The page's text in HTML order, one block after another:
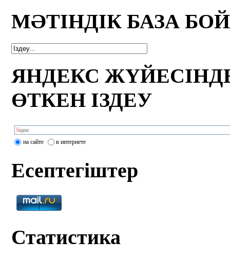
МӘТІНДІК БАЗА
ЯНДЕКС
ӨТКЕН ІЗДЕУ
на сайте в интернете
Есептегіштер
Статистика